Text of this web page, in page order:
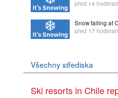
před 14
Snow falling at
před 17
Všechny střediska
Ski resorts in Chile